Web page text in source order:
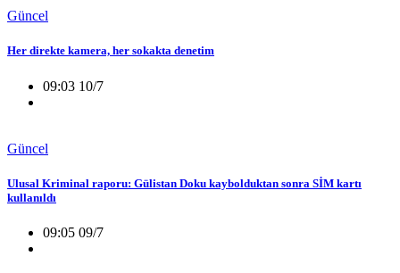
Güncel
Her direkte kamera, her sokakta denetim
09:03 10/7
Güncel
Ulusal Kriminal raporu: Gülistan Doku kaybolduktan sonra SİM kartı
kullanıldı
09:05 09/7